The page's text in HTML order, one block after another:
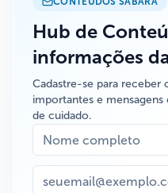
Hub de
informações
Cadastre-se para receber
importantes e mensagens
de cuidado.